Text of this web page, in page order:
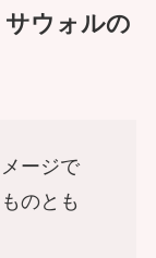
サウォルの
ージで
のとも